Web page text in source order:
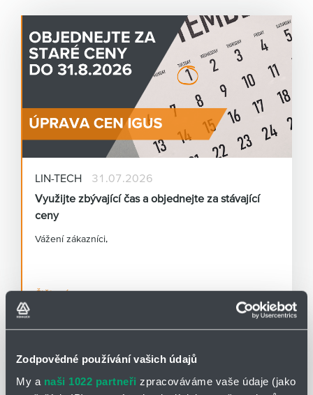
Zodpovědné používání vašich údajů
My a naši 1022 partneři zpracováváme vaše údaje (jako
LIN-TECH
31.07.2026
Využijte zbývající čas a objednejte za stávající
ceny
Vážení zákazníci,
Všechny objednávky přijaté do 31. 8. 2026 (včetně)
Co se pro vás mění a co zůstává stejné?
• Objednejte si za stávající ceny do 31. 8. 2026.
Čtěte více